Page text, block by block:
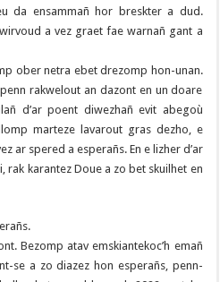
da ensammañ hor breskter a dud.
a vez graet fae warnañ gant a
ober netra ebet drezomp hon-unan.
rakwelout an dazont en un doare
d’ar poent diwezhañ evit abegoù
marteze lavarout gras dezho, e
ar spered a esperañs. En e lizher d’ar
rak karantez Doue a zo bet skuilhet en
Bezomp atav emskiantekoc’h emañ
se a zo diazez hon esperañs, penn-